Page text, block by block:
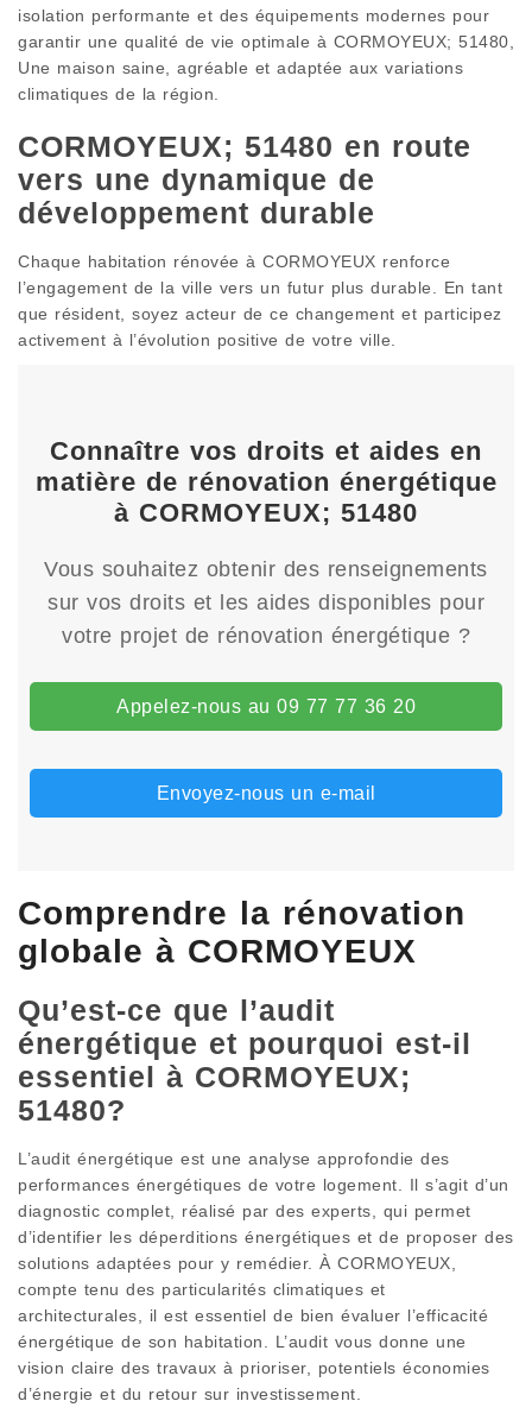
isolation performante et des équipements modernes pour
garantir une qualité de vie optimale à CORMOYEUX; 51480,
Une maison saine, agréable et adaptée aux variations
climatiques de la région.
CORMOYEUX; 51480 en route
vers une dynamique de
développement durable
Chaque habitation rénovée à CORMOYEUX renforce
l’engagement de la ville vers un futur plus durable. En tant
que résident, soyez acteur de ce changement et participez
activement à l’évolution positive de votre ville.
Connaître vos droits et aides en
matière de rénovation énergétique
à CORMOYEUX; 51480
Vous souhaitez obtenir des renseignements
sur vos droits et les aides disponibles pour
votre projet de rénovation énergétique ?
Appelez-nous au 09 77 77 36 20
Envoyez-nous un e-mail
Comprendre la rénovation
globale à CORMOYEUX
Qu’est-ce que l’audit
énergétique et pourquoi est-il
essentiel à CORMOYEUX;
51480?
L’audit énergétique est une analyse approfondie des
performances énergétiques de votre logement. Il s’agit d’un
diagnostic complet, réalisé par des experts, qui permet
d’identifier les déperditions énergétiques et de proposer des
solutions adaptées pour y remédier. À CORMOYEUX,
compte tenu des particularités climatiques et
architecturales, il est essentiel de bien évaluer l’efficacité
énergétique de son habitation. L’audit vous donne une
vision claire des travaux à prioriser, potentiels économies
d’énergie et du retour sur investissement.